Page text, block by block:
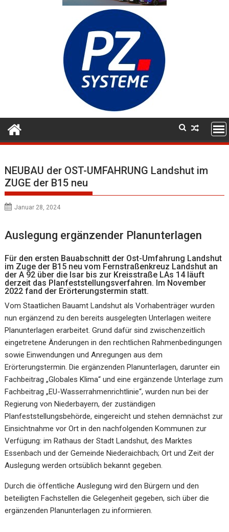
NEUBAU der OST-UMFAHRUNG Landshut im
ZUGE der B15 neu
Januar 28, 2024
Auslegung ergänzender Planunterlagen
Für den ersten Bauabschnitt der Ost-Umfahrung Landshut
im Zuge der B15 neu vom Fernstraßenkreuz Landshut an
der A 92 über die Isar bis zur Kreisstraße LAs 14 läuft
derzeit das Planfeststellungsverfahren. Im November
2022 fand der Erörterungstermin statt.
Vom Staatlichen Bauamt Landshut als Vorhabenträger wurden
nun ergänzend zu den bereits ausgelegten Unterlagen weitere
Planunterlagen erarbeitet. Grund dafür sind zwischenzeitlich
eingetretene Änderungen in den rechtlichen Rahmenbedingungen
sowie Einwendungen und Anregungen aus dem
Erörterungstermin. Die ergänzenden Planunterlagen, darunter ein
Fachbeitrag „Globales Klima“ und eine ergänzende Unterlage zum
Fachbeitrag „EU-Wasserrahmenrichtlinie“, wurden nun bei der
Regierung von Niederbayern, der zuständigen
Planfeststellungsbehörde, eingereicht und stehen demnächst zur
Einsichtnahme vor Ort in den nachfolgenden Kommunen zur
Verfügung: im Rathaus der Stadt Landshut, des Marktes
Essenbach und der Gemeinde Niederaichbach; Ort und Zeit der
Auslegung werden ortsüblich bekannt gegeben.
Durch die öffentliche Auslegung wird den Bürgern und den
beteiligten Fachstellen die Gelegenheit gegeben, sich über die
ergänzenden Planunterlagen zu informieren.